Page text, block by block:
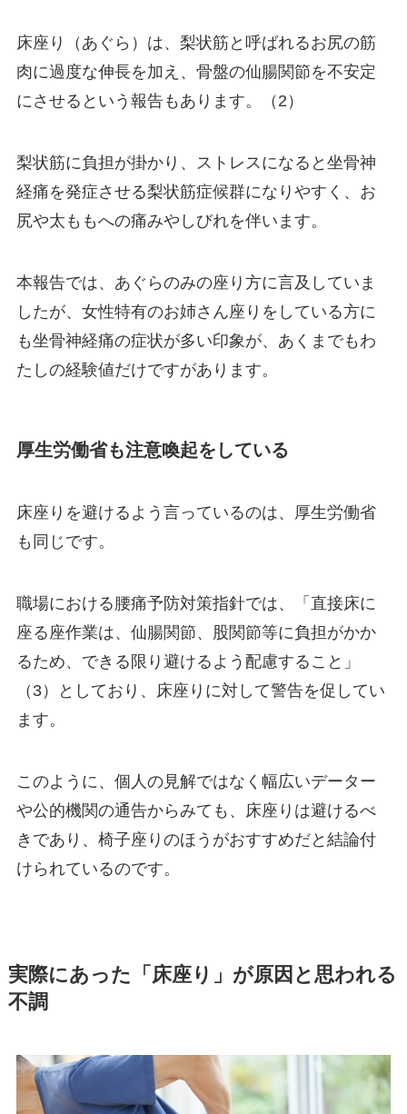
床座り（あぐら）は、梨状筋と呼ばれるお尻の筋
肉に過度な伸長を加え、骨盤の仙腸関節を不安定
にさせるという報告もあります。（2）
梨状筋に負担が掛かり、ストレスになると坐骨神
経痛を発症させる梨状筋症候群になりやすく、お
尻や太ももへの痛みやしびれを伴います。
本報告では、あぐらのみの座り方に言及していま
したが、女性特有のお姉さん座りをしている方に
も坐骨神経痛の症状が多い印象が、あくまでもわ
たしの経験値だけですがあります。
厚生労働省も注意喚起をしている
床座りを避けるよう言っているのは、厚生労働省
も同じです。
職場における腰痛予防対策指針では、「直接床に
座る座作業は、仙腸関節、股関節等に負担がかか
るため、できる限り避けるよう配慮すること」
（3）としており、床座りに対して警告を促してい
ます。
このように、個人の見解ではなく幅広いデーター
や公的機関の通告からみても、床座りは避けるべ
きであり、椅子座りのほうがおすすめだと結論付
けられているのです。
実際にあった「床座り」が原因と思われる
不調